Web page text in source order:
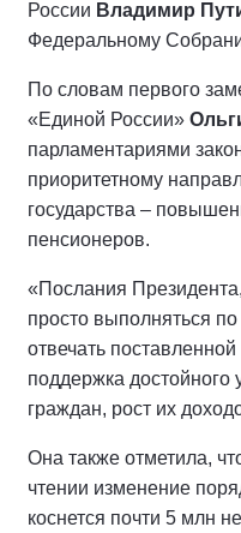
России Владимир
Федеральному
По словам первого
«Единой России»
парламентариями
приоритетному
государства –
пенсионеров.
«Послания
просто выполняться
отвечать
поддержка
граждан, рост их
Она также отметила,
чтении изменение
коснется почти 5 млн